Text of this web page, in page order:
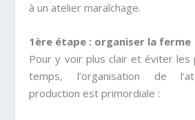
à un atelier maraîchage.
1ère étape : organiser la ferme
Pour y voir plus clair et éviter les
temps, l’organisation de
production est primordiale :